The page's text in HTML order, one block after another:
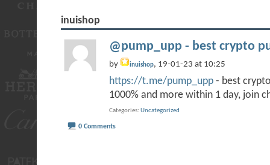
inuishop
@pump_upp - best crypto
by inuishop, 19-01-23 at 10:25
https://t.me/pump_upp- best
1000% and more within 1 day, join
Categories Uncategorized
0 Comments